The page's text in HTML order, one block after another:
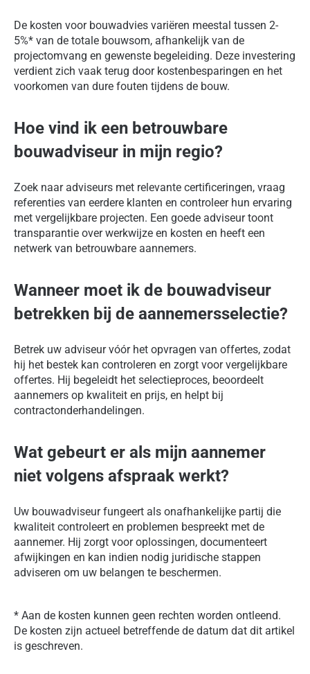
De kosten voor bouwadvies variëren meestal tussen 2-
5%* van de totale bouwsom, afhankelijk van de
projectomvang en gewenste begeleiding. Deze investering
verdient zich vaak terug door kostenbesparingen en het
voorkomen van dure fouten tijdens de bouw.
Hoe vind ik een betrouwbare
bouwadviseur in mijn regio?
Zoek naar adviseurs met relevante certificeringen, vraag
referenties van eerdere klanten en controleer hun ervaring
met vergelijkbare projecten. Een goede adviseur toont
transparantie over werkwijze en kosten en heeft een
netwerk van betrouwbare aannemers.
Wanneer moet ik de bouwadviseur
betrekken bij de aannemersselectie?
Betrek uw adviseur vóór het opvragen van offertes, zodat
hij het bestek kan controleren en zorgt voor vergelijkbare
offertes. Hij begeleidt het selectieproces, beoordeelt
aannemers op kwaliteit en prijs, en helpt bij
contractonderhandelingen.
Wat gebeurt er als mijn aannemer
niet volgens afspraak werkt?
Uw bouwadviseur fungeert als onafhankelijke partij die
kwaliteit controleert en problemen bespreekt met de
aannemer. Hij zorgt voor oplossingen, documenteert
afwijkingen en kan indien nodig juridische stappen
adviseren om uw belangen te beschermen.
* Aan de kosten kunnen geen rechten worden ontleend.
De kosten zijn actueel betreffende de datum dat dit artikel
is geschreven.